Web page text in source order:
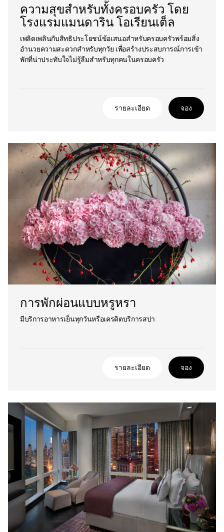
ความสุขสำหรับทั้งครอบครัว โดย
โรงแรมแมนดาริน โอเรียนเต็ล
เพลิดเพลินกับสิทธิประโยชน์ข้อเสนอสำหรับครอบครัวพร้อมสิ่ง
อำนวยความสะดวกสำหรับทุกวัย เพื่อสร้างประสบการณ์การเข้า
พักที่น่าประทับใจไม่รู้ลืมสำหรับทุกคนในครอบครัว
รายละเอียด จอง
การพักผ่อนแบบหรูหรา
มีบริการอาหารเย็นทุกวันหรือเครดิตบริการสปา
รายละเอียด จอง